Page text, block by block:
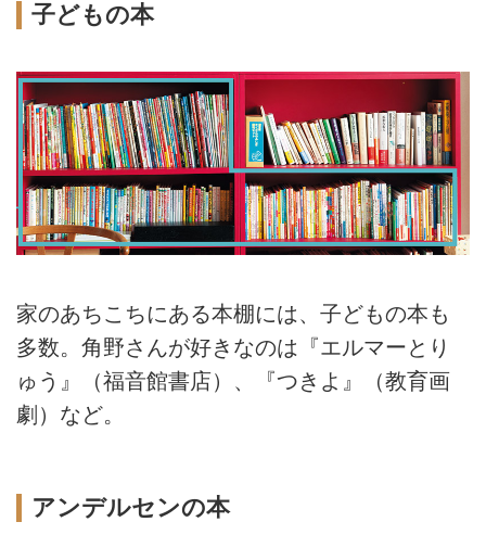
子どもの本
家のあちこちにある本棚には、子どもの本も
多数。角野さんが好きなのは『エルマーとり
ゅう』（福音館書店）、『つきよ』（教育画
劇）など。
アンデルセンの本